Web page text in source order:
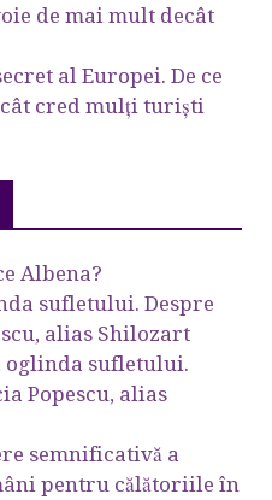
de mai mult decât
al Europei. De ce
cred mulți turiști
Albena?
sufletului. Despre
alias Shilozart
oglinda sufletului.
Popescu, alias
semnificativă a
pentru călătoriile în